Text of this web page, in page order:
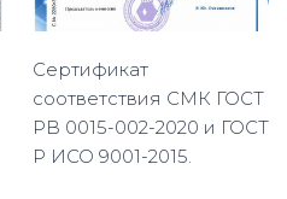
Сертификат
соответствия СМК ГОСТ
РВ 0015-002-2020 и ГОСТ
Р ИСО 9001-2015.